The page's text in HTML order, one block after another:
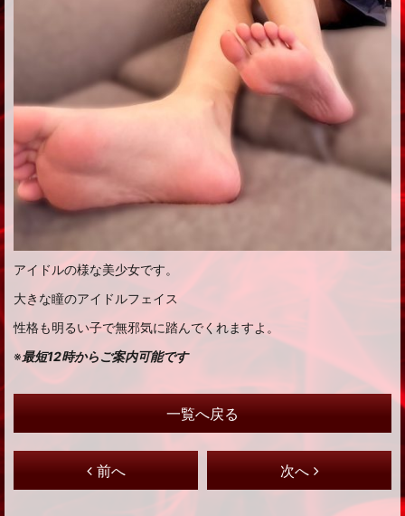
アイドルの様な美少女です。
大きな瞳のアイドルフェイス
性格も明るい子で無邪気に踏んでくれますよ。
※最短12時からご案内可能です
前へ
一覧へ戻る
次へ